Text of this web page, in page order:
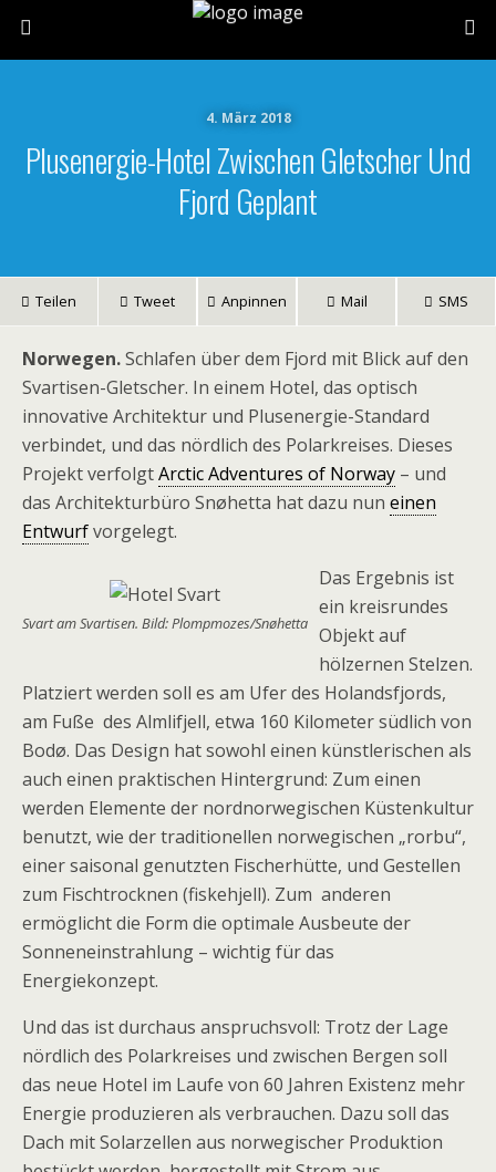
4. März 2018
Plusenergie-Hotel Zwischen Gletscher Und
Fjord Geplant
Teilen Tweet Anpinnen Mail SMS
Norwegen.Schlafen über dem Fjord mit Blick auf den
Svartisen-Gletscher. In einem Hotel, das optisch
innovative Architektur und Plusenergie-Standard
verbindet, und das nördlich des Polarkreises. Dieses
Projekt verfolgtArctic Adventures of Norway – und
das Architekturbüro Snøhetta hat dazu nun einen
Entwurfvorgelegt.
Svart am Svartisen. Bild: Plompmozes/Snøhetta
Das Ergebnis ist
ein kreisrundes
Objekt auf
hölzernen Stelzen.
Platziert werden soll es am Ufer des Holandsfjords,
am Fuße des Almlifjell, etwa 160 Kilometer südlich von
Bodø. Das Design hat sowohl einen künstlerischen als
auch einen praktischen Hintergrund: Zum einen
werden Elemente der nordnorwegischen Küstenkultur
benutzt, wie der traditionellen norwegischen „rorbu“,
einer saisonal genutzten Fischerhütte, und Gestellen
zum Fischtrocknen (fiskehjell). Zum anderen
ermöglicht die Form die optimale Ausbeute der
Sonneneinstrahlung – wichtig für das
Energiekonzept.
Und das ist durchaus anspruchsvoll: Trotz der Lage
nördlich des Polarkreises und zwischen Bergen soll
das neue Hotel im Laufe von 60 Jahren Existenz mehr
Energie produzieren als verbrauchen. Dazu soll das
Dach mit Solarzellen aus norwegischer Produktion